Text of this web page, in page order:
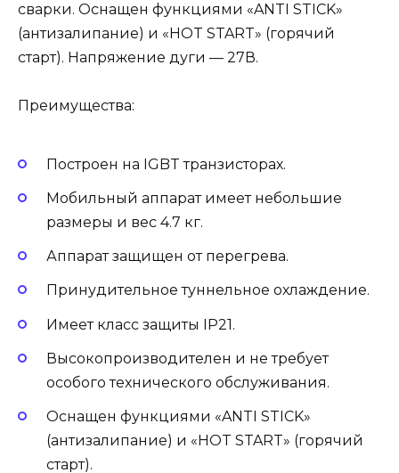
сварки. Оснащен функциями «ANTI STICK»
(антизалипание) и «HOT START» (горячий
старт). Напряжение дуги — 27В.
Преимущества:
Построен на IGBT транзисторах.
Мобильный аппарат имеет небольшие
размеры и вес 4.7 кг.
Аппарат защищен от перегрева.
Принудительное туннельное охлаждение.
Имеет класс защиты IP21.
Высокопроизводителен и не требует
особого технического обслуживания.
Оснащен функциями «ANTI STICK»
(антизалипание) и «HOT START» (горячий
старт).